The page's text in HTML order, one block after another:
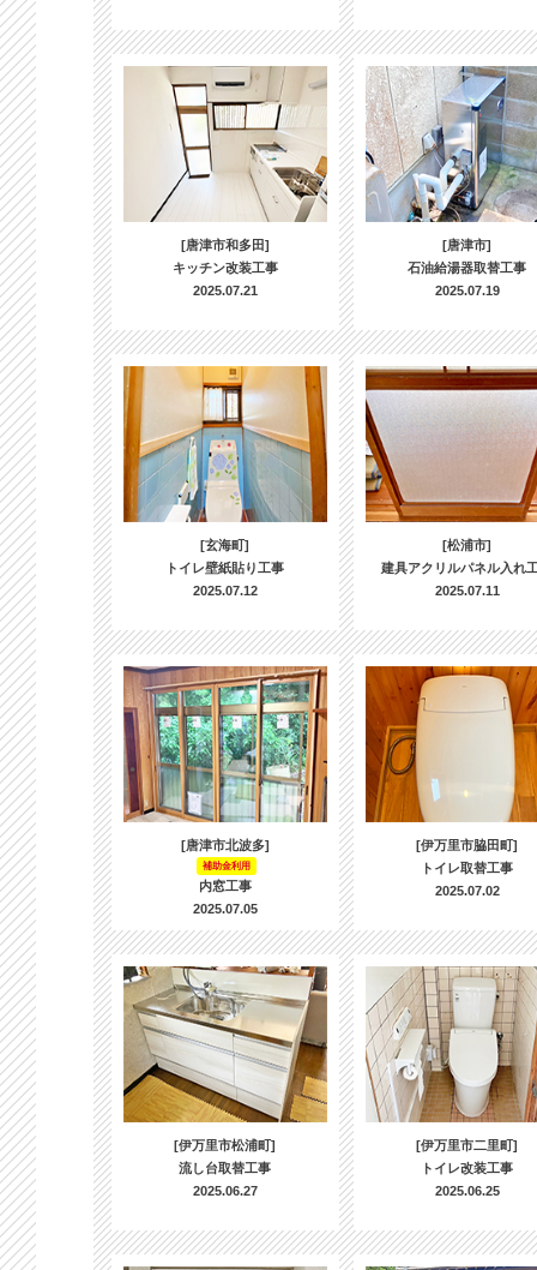
[唐津市和多田]
キッチン改装工事
2025.07.21
[唐津市]
石油給湯器取替工事
2025.07.19
[玄海町]
トイレ壁紙貼り工事
2025.07.12
[松浦市]
建具アクリルパネル入れ
2025.07.11
[唐津市北波多]
補助金利用
内窓工事
2025.07.05
[伊万里市脇田町]
トイレ取替工事
2025.07.02
[伊万里市松浦町]
流し台取替工事
2025.06.27
[伊万里市二里町]
トイレ改装工事
2025.06.25